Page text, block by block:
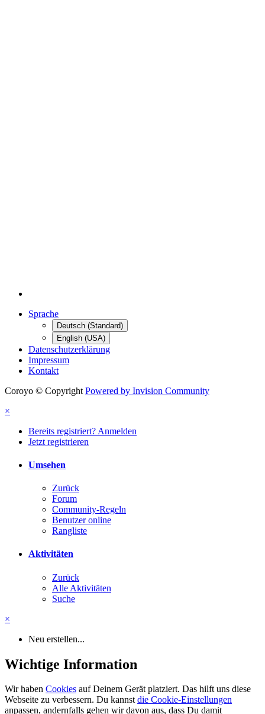
Sprache
Deutsch (Standard)
English (USA)
Datenschutzerklärung
Impressum
Kontakt
Coroyo © Copyright Powered by Invision Community
×
Bereits registriert? Anmelden
Jetzt registrieren
Umsehen
Zurück
Forum
Community-Regeln
Benutzer online
Rangliste
Aktivitäten
Zurück
Alle Aktivitäten
Suche
×
Neu erstellen...
Wichtige Information
Wir haben Cookies auf Deinem Gerät platziert. Das hilft uns diese
Webseite zu verbessern. Du kannstdie Cookie-Einstellungen
anpassen, andernfalls gehen wir davon aus, dass Du damit